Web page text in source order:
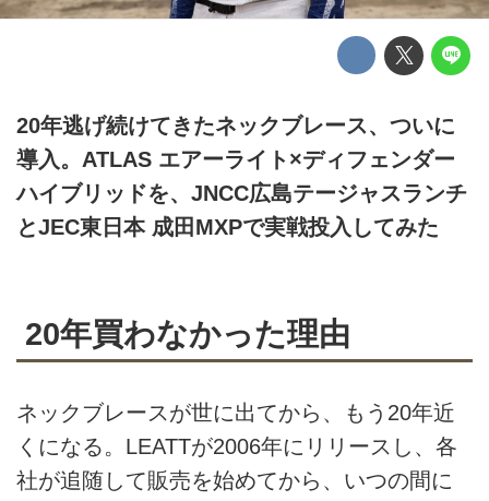
20年逃げ続けてきたネックブレース、ついに
導入。ATLAS エアーライト×ディフェンダー
ハイブリッドを、JNCC広島テージャスランチ
とJEC東日本 成田MXPで実戦投入してみた
20年買わなかった理由
ネックブレースが世に出てから、もう20年近
くになる。LEATTが2006年にリリースし、各
社が追随して販売を始めてから、いつの間に